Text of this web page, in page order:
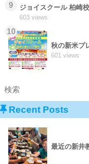
9 ジョイスクール 柏崎校
603 views
10
秋の新米プ
601 views
Recent Posts
最近の新井